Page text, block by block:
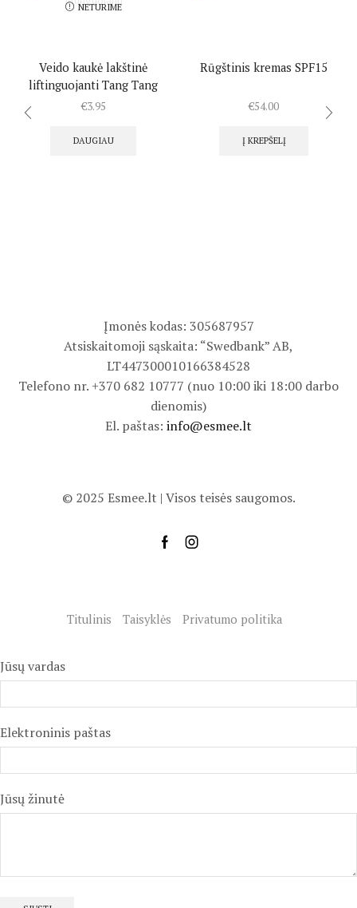
NETURIME
Veido kaukė lakštinė
liftinguojanti Tang Tang
€3.95
DAUGIAU
Rūgštinis kremas SPF15
€54.00
Į KREPŠELĮ
Įmonės kodas: 305687957
Atsiskaitomoji sąskaita: “Swedbank” AB,
LT447300010166384528
Telefono nr. +370 682 10777 (nuo 10:00 iki 18:00 darbo
dienomis)
El. paštas: info@esmee.lt
© 2025 Esmee.lt | Visos teisės saugomos.
Titulinis Taisyklės Privatumo politika
Jūsų vardas
Elektroninis paštas
Jūsų žinutė